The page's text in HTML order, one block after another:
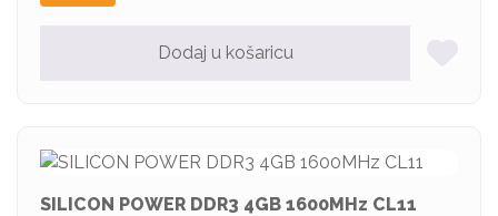
Dodaj u košaricu
SILICON POWER DDR3 4GB 1600MHz CL11